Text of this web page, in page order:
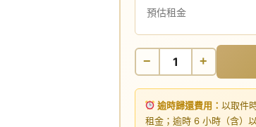
預估租金
− +
逾時歸還費用：以取件
租金；逾時 6 小時（含）